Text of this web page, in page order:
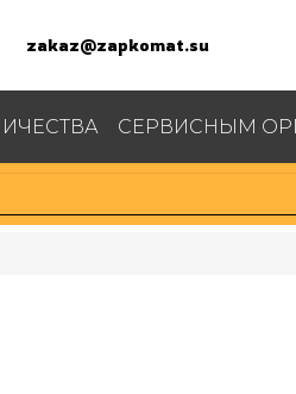
zakaz@zapkomat.su
СЕРВИСНЫМ